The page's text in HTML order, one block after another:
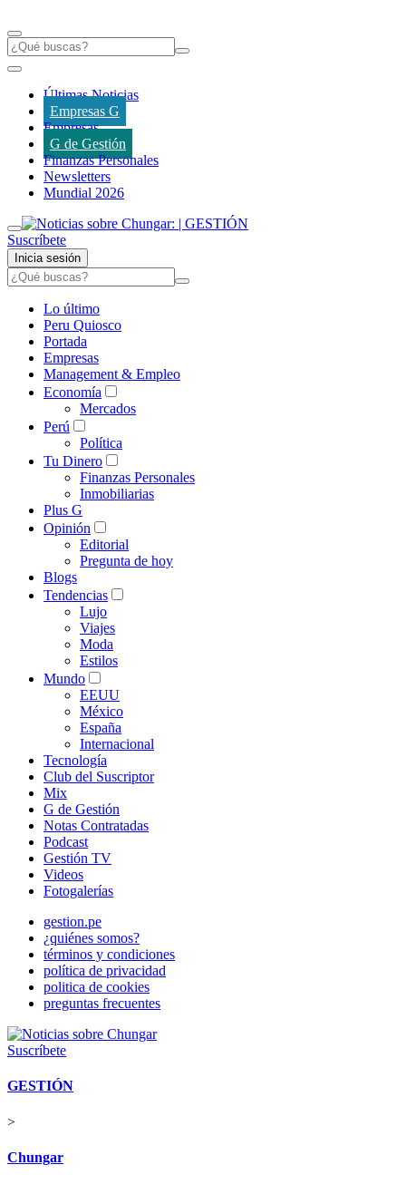
Últimas Noticias
Empresas G
Empresas
G de Gestión
Finanzas Personales
Newsletters
Mundial 2026
Suscríbete
Inicia sesión
Lo último
Peru Quiosco
Portada
Empresas
Management & Empleo
Economía
Mercados
Perú
Política
Tu Dinero
Finanzas Personales
Inmobiliarias
Plus G
Opinión
Editorial
Pregunta de hoy
Blogs
Tendencias
Lujo
Viajes
Moda
Estilos
Mundo
EEUU
México
España
Internacional
Tecnología
Club del Suscriptor
Mix
G de Gestión
Notas Contratadas
Podcast
Gestión TV
Videos
Fotogalerías
gestion.pe
¿quiénes somos?
términos y condiciones
política de privacidad
politica de cookies
preguntas frecuentes
Suscríbete
GESTIÓN
>
Chungar